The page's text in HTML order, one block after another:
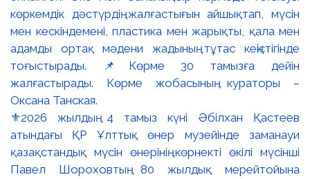
⚜️2026 жылдың 4 тамыз күні Әбілхан Қастеев
атындағы ҚР Ұлттық өнер музейінде заманауи
қазақстандық мүсін өнерінің көрнекті өкілі мүсінші
Павел Шороховтың 80 жылдық мерейтойына